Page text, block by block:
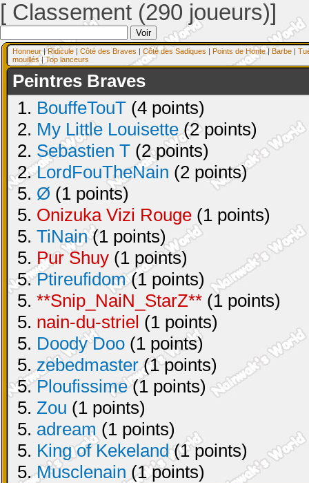
[ Classement (290 joueurs)]
Honneur|Ridicule | Côté des Braves | Côté des Sadiques | Points de Honte| Barbe |
mouillés| Top lanceurs
Peintres Braves
1. BouffeTouT (4 points)
2. My Little Louisette(2 points)
2. Sebastien T (2 points)
2.LordFouTheNain (2 points)
5. Ø (1 points)
5. Onizuka Vizi Rouge (1 points)
5. TiNain(1 points)
5. Pur Shuy (1 points)
5.Ptireufidom(1 points)
5. **Snip_NaiN_StarZ** (1 points)
5. nain-du-striel (1 points)
5. Doody Doo (1 points)
5. zebedmaster(1 points)
5.Ploufissime(1 points)
5. Zou (1 points)
5. adream (1 points)
5. King of Kekeland(1 points)
5.Musclenain (1 points)